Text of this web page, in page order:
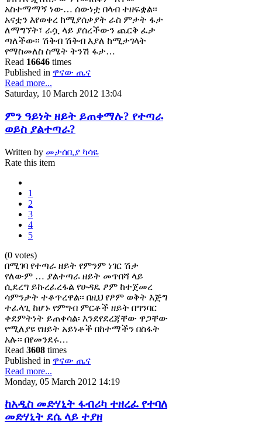
አስተማማኝ ነው… ሰውነቷ በላብ ተዘፍቋል፡፡
አናቷን እየወቀረ ከሚያሰቃያት ራስ ምታት ፋታ
ለማግኘት፣ ራሷ ላይ ያሰረችውን ጨርቅ ፈታ
ጣለችው፡፡ ሽቅብ ሽቅብ እያለ ከሚታገላት
የማስመለስ ስሜት ትንሽ ፋታ…
Read 16646 times
Published in ዋናው ጤና
Read more...
Saturday, 10 March 2012 13:04
ምን ዓይነት ዘይት ይጠቀማሉ? የተጣራ
ወይስ ያልተጣራ?
Written by መታሰቢያ ካሳዬ
Rate this item
1
2
3
4
5
(0 votes)
በሚገባ የተጣራ ዘይት የምንም ነገር ሽታ
የለውም … ያልተጣራ ዘይት መጥበሻ ላይ
ሲደረግ ይኩረፈረፋል የሁዳዴ ፆም ከተጀመረ
ሳምንታት ተቆጥረዋል፡፡ በዚህ የፆም ወቅት እጅግ
ተፈላጊ ከሆኑ የምግብ ምርቶች ዘይት በግንባር
ቀደምትነት ይጠቀሳል፡ እንደየደረጃቸው ዋጋቸው
የሚለያዩ የዘይት አይነቶች በከተማችን በስፋት
አሉ፡፡ በየመንደሩ…
Read 3608 times
Published in ዋናው ጤና
Read more...
Monday, 05 March 2012 14:19
ከአዲስ መድሃኒት ፋብሪካ ተዘረፈ የተባለ
መድሃኒት ደሴ ላይ ተያዘ